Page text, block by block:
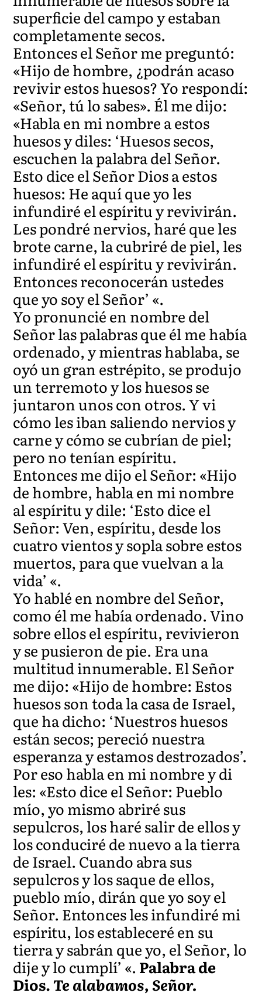
superficie del campo y estaban
completamente secos.
Entonces el Señor me preguntó:
«Hijo de hombre, ¿podrán acaso
revivir estos huesos? Yo respondí:
«Señor, tú lo sabes». Él me dijo:
«Habla en mi nombre a estos
huesos y diles: ‘Huesos secos,
escuchen la palabra del Señor.
Esto dice el Señor Dios a estos
huesos: He aquí que yo les
infundiré el espíritu y revivirán.
Les pondré nervios, haré que les
brote carne, la cubriré de piel, les
infundiré el espíritu y revivirán.
Entonces reconocerán ustedes
que yo soy el Señor’ «.
Yo pronuncié en nombre del
Señor las palabras que él me había
ordenado, y mientras hablaba, se
oyó un gran estrépito, se produjo
un terremoto y los huesos se
juntaron unos con otros. Y vi
cómo les iban saliendo nervios y
carne y cómo se cubrían de piel;
pero no tenían espíritu.
Entonces me dijo el Señor: «Hijo
de hombre, habla en mi nombre
al espíritu y dile: ‘Esto dice el
Señor: Ven, espíritu, desde los
cuatro vientos y sopla sobre estos
muertos, para que vuelvan a la
vida’ «.
Yo hablé en nombre del Señor,
como él me había ordenado. Vino
sobre ellos el espíritu, revivieron
y se pusieron de pie. Era una
multitud innumerable. El Señor
me dijo: «Hijo de hombre: Estos
huesos son toda la casa de Israel,
que ha dicho: ‘Nuestros huesos
están secos; pereció nuestra
esperanza y estamos destrozados’.
Por eso habla en mi nombre y di
les: «Esto dice el Señor: Pueblo
mío, yo mismo abriré sus
sepulcros, los haré salir de ellos y
los conduciré de nuevo a la tierra
de Israel. Cuando abra sus
sepulcros y los saque de ellos,
pueblo mío, dirán que yo soy el
Señor. Entonces les infundiré mi
espíritu, los estableceré en su
tierra y sabrán que yo, el Señor, lo
dije y lo cumplí’ «. Palabra de
Dios.Te alabamos, Señor.